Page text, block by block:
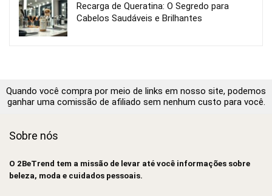
Recarga de Queratina: O Segredo para
Cabelos Saudáveis e Brilhantes
Quando você compra por meio de links em nosso site, podemos
ganhar uma comissão de afiliado sem nenhum custo para você.
Sobre nós
O 2BeTrend tem a missão de levar até você informações sobre
beleza, moda e cuidados pessoais.